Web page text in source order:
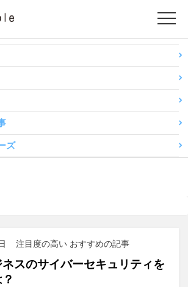
ズ
注目度の高い おすすめの記事
スのサイバーセキュリティを